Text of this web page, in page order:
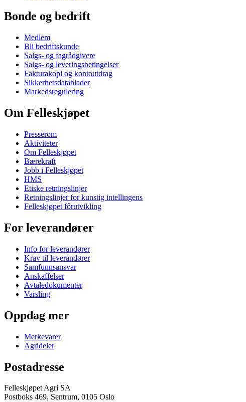
Bonde og bedrift
Medlem
Bli bedriftskunde
Salgs- og fagrådgivere
Salgs- og leveringsbetingelser
Fakturakopi og kontoutdrag
Sikkerhetsdatablader
Markedsregulering
Om Felleskjøpet
Presserom
Aktiviteter
Om Felleskjøpet
Bærekraft
Jobb i Felleskjøpet
HMS
Etiske retningslinjer
Retningslinjer for kunstig intellingens
Felleskjøpet fôrutvikling
For leverandører
Info for leverandører
Krav til leverandører
Samfunnsansvar
Anskaffelser
Avtaledokumenter
Varsling
Oppdag mer
Merkevarer
Agrideler
Postadresse
Felleskjøpet Agri SA
Postboks 469, Sentrum, 0105 Oslo